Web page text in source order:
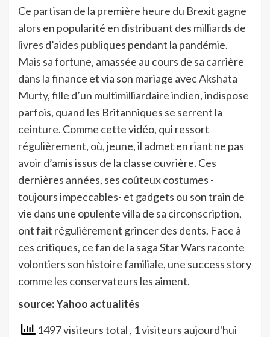
Ce partisan de la première heure du Brexit gagne
alors en popularité en distribuant des milliards de
livres d’aides publiques pendant la pandémie.
Mais sa fortune, amassée au cours de sa carrière
dans la finance et via son mariage avec Akshata
Murty, fille d’un multimilliardaire indien, indispose
parfois, quand les Britanniques se serrent la
ceinture. Comme cette vidéo, qui ressort
régulièrement, où, jeune, il admet en riant ne pas
avoir d’amis issus de la classe ouvrière. Ces
dernières années, ses coûteux costumes -
toujours impeccables- et gadgets ou son train de
vie dans une opulente villa de sa circonscription,
ont fait régulièrement grincer des dents. Face à
ces critiques, ce fan de la saga Star Wars raconte
volontiers son histoire familiale, une success story
comme les conservateurs les aiment.
source: Yahoo actualités
1497 visiteurs total , 1 visiteurs aujourd'hui